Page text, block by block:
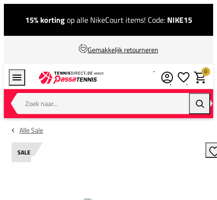
15% kortingop alle NikeCourt items! Code: NIKE15
Gemakkelijk retourneren
Zoek naar...
0
Alle Sale
SALE